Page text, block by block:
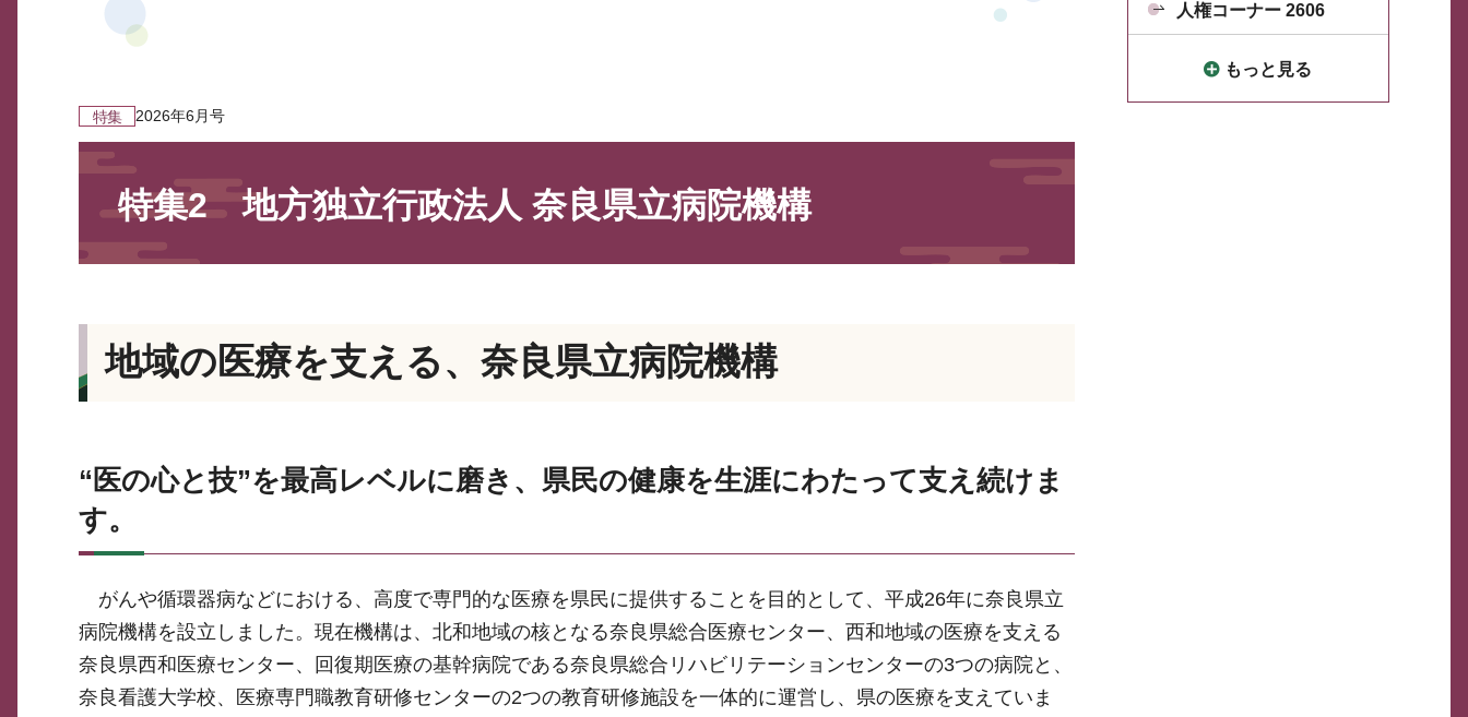
特集 2026年6月号
特集2 地方独立行政法人 奈良県立病院機構
地域の医療を支える、奈良県立病院機構
“医の心と技”を最高レベルに磨き、県民の健康を生涯にわたって支え続けま
す。
がんや循環器病などにおける、高度で専門的な医療を県民に提供することを目的として、平成26年に奈良県立
病院機構を設立しました。現在機構は、北和地域の核となる奈良県総合医療センター、西和地域の医療を支える
奈良県西和医療センター、回復期医療の基幹病院である奈良県総合リハビリテーションセンターの3つの病院と、
奈良看護大学校、医療専門職教育研修センターの2つの教育研修施設を一体的に運営し、県の医療を支えていま
人権コーナー 2606
もっと見る